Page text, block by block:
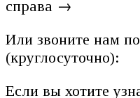
справа →
Или звоните нам
(круглосуточно):
Если вы хотите